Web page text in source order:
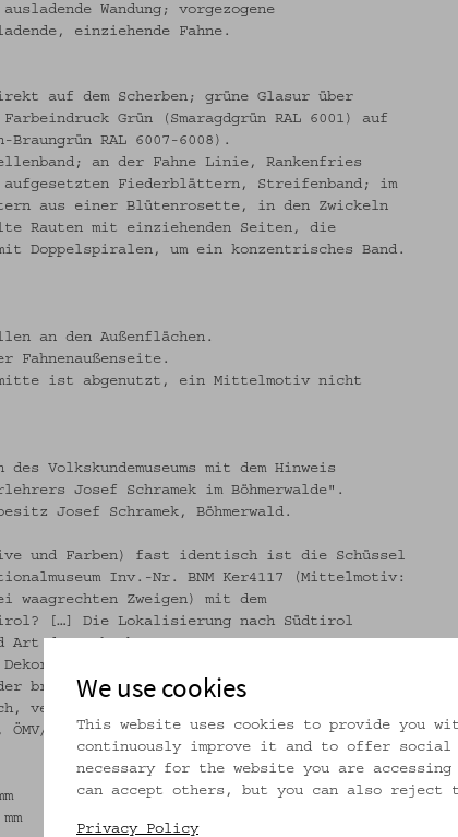
Wandung; vorgezogene
einziehende Fahne.
auf dem Scherben; grüne Glasur über
Grün (Smaragdgrün RAL 6001) auf
Braungrün RAL 6007-6008).
an der Fahne Linie, Rankenfries
aufgesetzten Fiederblättern, Streifenband; im
aus einer Blütenrosette, in den Zwickeln
Rauten mit einziehenden Seiten, die
Doppelspiralen, um ein konzentrisches Band.
an den Außenflächen.
Fahnenaußenseite.
ist abgenutzt, ein Mittelmotiv nicht
Volkskundemuseums mit dem Hinweis
Josef Schramek im Böhmerwalde".
Josef Schramek, Böhmerwald.
und Farben) fast identisch ist die Schüssel
Inv.-Nr. BNM Ker4117 (Mittelmotiv:
waagrechten Zweigen) mit dem
[…] Die Lokalisierung nach Südtirol
Art des Scherbens."
Dekormotive finden sich bei einer Reihe von
brauner Bemalung auf cremeweißem Grund, die
verortet werden (Inv.-Nr. ÖMV/24.284,
ÖMV/34.083).
We use cookies
This website uses cookies to provide you
continuously improve it and to offer social
necessary for the website you are
can accept others, but you can also reject
Privacy Policy